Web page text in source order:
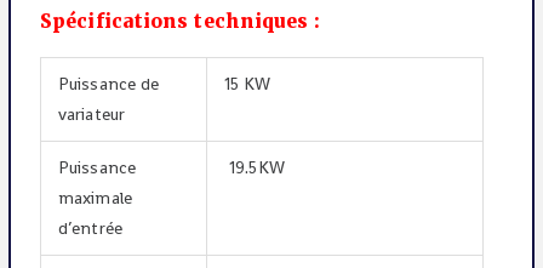
Spécifications techniques :
Puissance de
variateur
15 KW
Puissance
maximale
d’entrée
19.5KW